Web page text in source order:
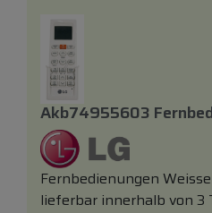
Akb74955603
Fernbedienungen
lieferbar innerhalb von 3